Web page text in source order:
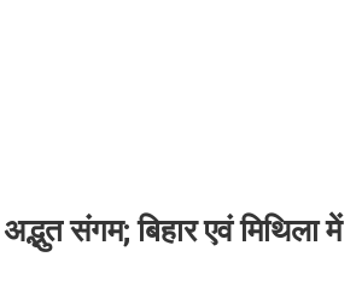
संगम; बिहार एवं मिथिला में